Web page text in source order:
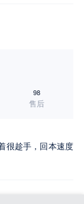
98
售后
很趁手，回本速度